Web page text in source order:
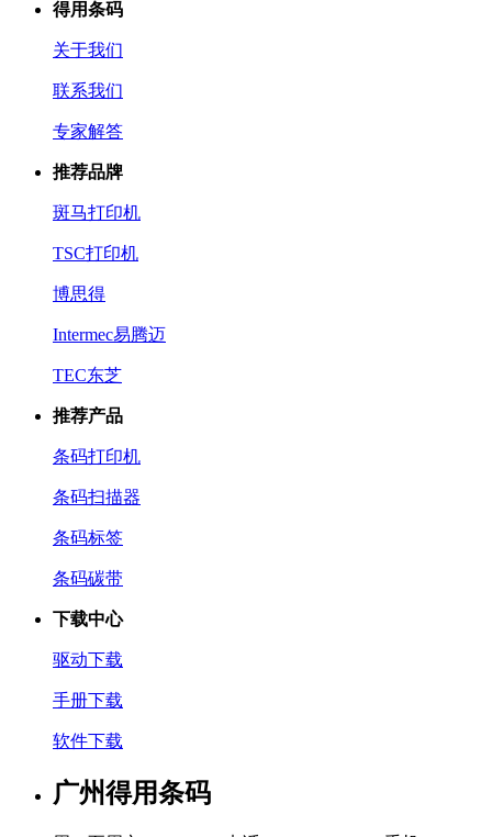
得用条码
关于我们
联系我们
专家解答
推荐品牌
斑马打印机
TSC打印机
博思得
Intermec易腾迈
TEC东芝
推荐产品
条码打印机
条码扫描器
条码标签
条码碳带
下载中心
驱动下载
手册下载
软件下载
广州得用条码